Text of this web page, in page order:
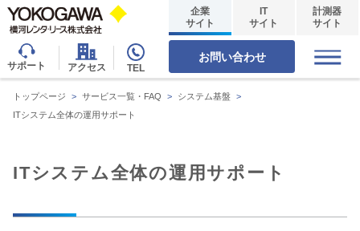
サポート アクセス TEL
企業
サイト
IT
サイト
計測器
サイト
お問い合わせ
トップページ > サービス一覧・FAQ > システム基盤 >
ITシステム全体の運用サポート
ITシステム全体の運用サポート